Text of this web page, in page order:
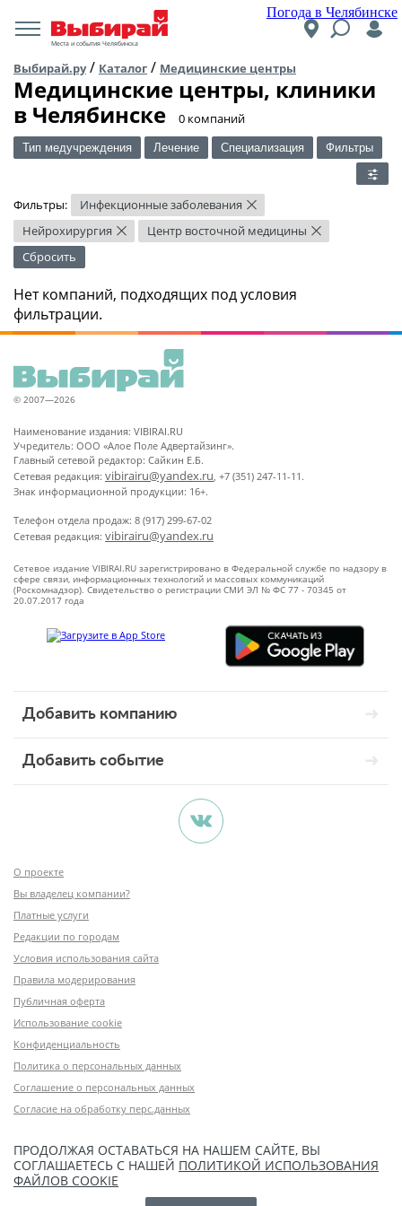
Погода в Челябинске
Места и события Челябинска
Выбирай.ру/ Каталог / Медицинские центры
Медицинские центры, клиники
в Челябинске
​0 компаний
Тип медучреждения Лечение Специализация Фильтры
Фильтры: Инфекционные заболевания ×
Нейрохирургия × Центр восточной медицины ×
Сбросить
Нет компаний, подходящих под условия
фильтрации.
© 2007—2026
Наименование издания: VIBIRAI.RU
Учредитель: ООО «Алое Поле Адвертайзинг».
Главный сетевой редактор: Сайкин Е.Б.
Сетевая редакция: vibirairu@yandex.ru, +7 (351) 247-11-11.
Знак информационной продукции: 16+.
Телефон отдела продаж: 8 (917) 299-67-02
Сетевая редакция: vibirairu@yandex.ru
Сетевое издание VIBIRAI.RU зарегистрировано в Федеральной службе по надзору в
сфере связи, информационных технологий и массовых коммуникаций
(Роскомнадзор). Свидетельство о регистрации СМИ ЭЛ № ФС 77 - 70345 от
20.07.2017 года
Добавить компанию
Добавить событие
О проекте
Вы владелец компании?
Платные услуги
Редакции по городам
Условия использования сайта
Правила модерирования
Публичная оферта
Использование cookie
Конфиденциальность
Политика о персональных данных
Соглашение о персональных данных
Согласие на обработку перс.данных
ПРОДОЛЖАЯ ОСТАВАТЬСЯ НА НАШЕМ САЙТЕ, ВЫ
СОГЛАШАЕТЕСЬ С НАШЕЙ ПОЛИТИКОЙ ИСПОЛЬЗОВАНИЯ
ФАЙЛОВ COOKIE